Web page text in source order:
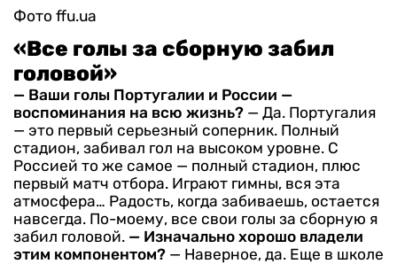
Фото ffu.ua
«Все голы за сборную забил
головой»
— Ваши голы Португалии и России —
воспоминания на всю жизнь? — Да. Португалия
— это первый серьезный соперник. Полный
стадион, забивал гол на высоком уровне. С
Россией то же самое — полный стадион, плюс
первый матч отбора. Играют гимны, вся эта
атмосфера… Радость, когда забиваешь, остается
навсегда. По-моему, все свои голы за сборную я
забил головой. — Изначально хорошо владели
этим компонентом? — Наверное, да. Еще в школе